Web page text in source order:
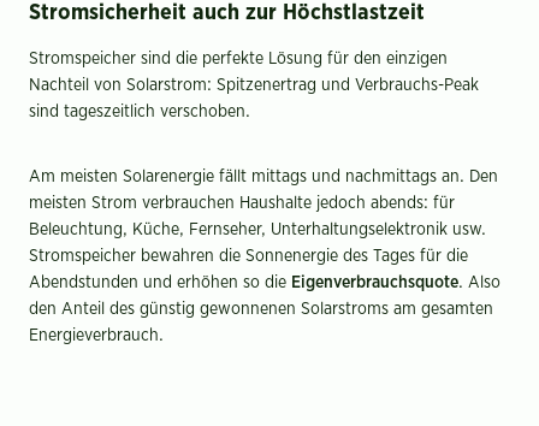
Stromsicherheit auch zur Höchstlastzeit
Stromspeicher sind die perfekte Lösung für den einzigen
Nachteil von Solarstrom: Spitzenertrag und Verbrauchs-Peak
sind tageszeitlich verschoben.
Am meisten Solarenergie fällt mittags und nachmittags an. Den
meisten Strom verbrauchen Haushalte jedoch abends: für
Beleuchtung, Küche, Fernseher, Unterhaltungselektronik usw.
Stromspeicher bewahren die Sonnenergie des Tages für die
Abendstunden und erhöhen so die Eigenverbrauchsquote. Also
den Anteil des günstig gewonnenen Solarstroms am gesamten
Energieverbrauch.